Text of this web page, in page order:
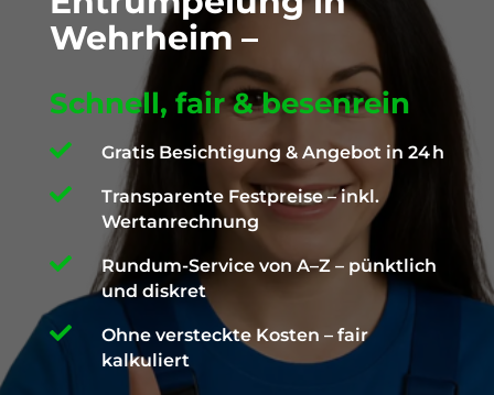
Wehrheim –
Schnell, fair & besenrein
 Gratis Besichtigung & Angebot in 24 h

Transparente Festpreise – inkl.
Wertanrechnung

Rundum-Service von A–Z – pünktlich
und diskret

Ohne versteckte Kosten – fair
kalkuliert